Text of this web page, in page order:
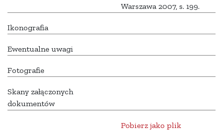
Warszawa 2007, s. 199.
Ikonografia
Ewentualne uwagi
Fotografie
Skany załączonych
dokumentów
Pobierz jako plik